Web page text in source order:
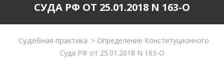
СУДА РФ ОТ 25.01.2018 N 163-О
Судебная практика > Определение Конституционного
Суда РФ от 25.01.2018 N 163-О